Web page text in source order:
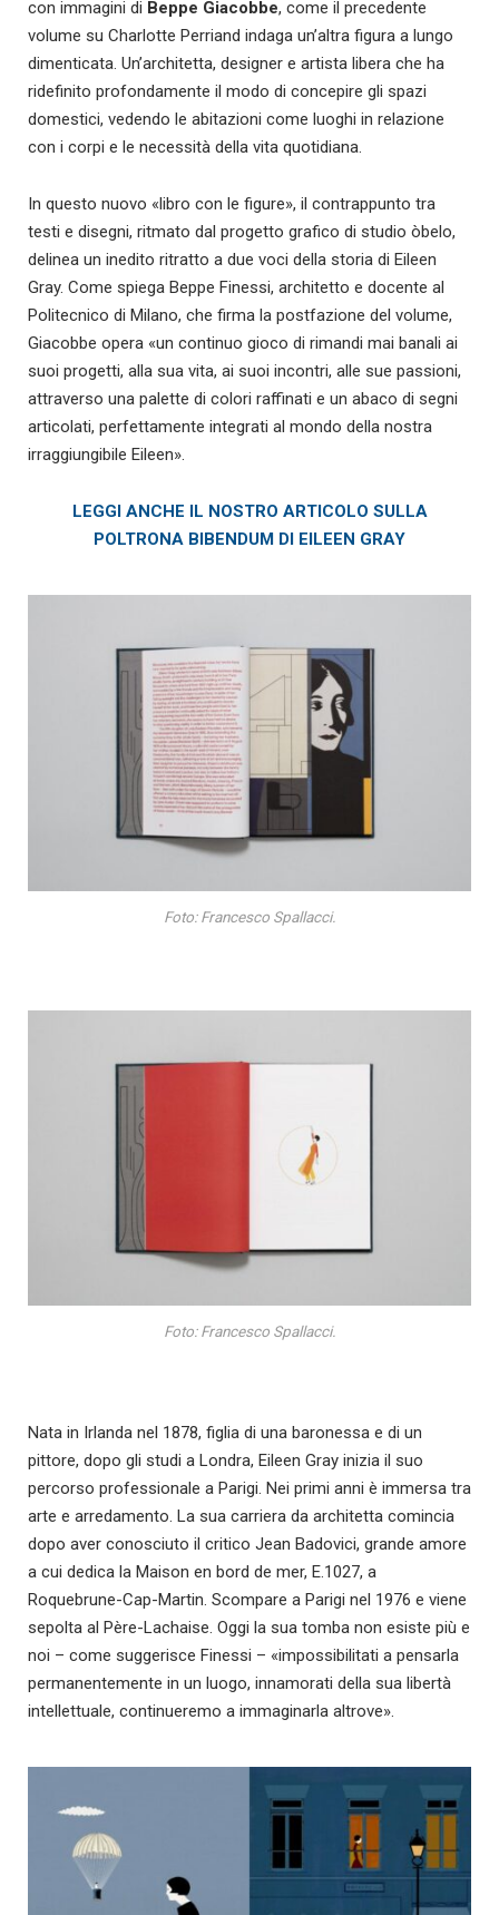
con immagini di Beppe Giacobbe, come il precedente
volume su Charlotte Perriand indaga un’altra figura a lungo
dimenticata. Un’architetta, designer e artista libera che ha
ridefinito profondamente il modo di concepire gli spazi
domestici, vedendo le abitazioni come luoghi in relazione
con i corpi e le necessità della vita quotidiana.
In questo nuovo «libro con le figure», il contrappunto tra
testi e disegni, ritmato dal progetto grafico di studio òbelo,
delinea un inedito ritratto a due voci della storia di Eileen
Gray. Come spiega Beppe Finessi, architetto e docente al
Politecnico di Milano, che firma la postfazione del volume,
Giacobbe opera «un continuo gioco di rimandi mai banali ai
suoi progetti, alla sua vita, ai suoi incontri, alle sue passioni,
attraverso una palette di colori raffinati e un abaco di segni
articolati, perfettamente integrati al mondo della nostra
irraggiungibile Eileen».
LEGGI ANCHE IL NOSTRO ARTICOLO SULLA
POLTRONA BIBENDUM DI EILEEN GRAY
Foto: Francesco Spallacci.
Foto: Francesco Spallacci.
Nata in Irlanda nel 1878, figlia di una baronessa e di un
pittore, dopo gli studi a Londra, Eileen Gray inizia il suo
percorso professionale a Parigi. Nei primi anni è immersa tra
arte e arredamento. La sua carriera da architetta comincia
dopo aver conosciuto il critico Jean Badovici, grande amore
a cui dedica la Maison en bord de mer, E.1027, a
Roquebrune-Cap-Martin. Scompare a Parigi nel 1976 e viene
sepolta al Père-Lachaise. Oggi la sua tomba non esiste più e
noi – come suggerisce Finessi – «impossibilitati a pensarla
permanentemente in un luogo, innamorati della sua libertà
intellettuale, continueremo a immaginarla altrove».